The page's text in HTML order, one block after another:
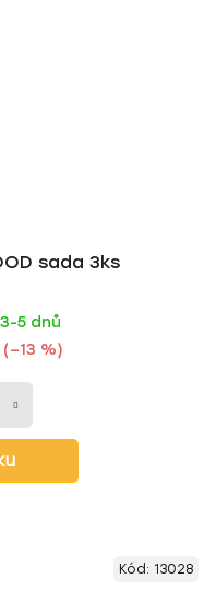
sada 3ks
5 dnů
(–13 %)
Kód: 13028